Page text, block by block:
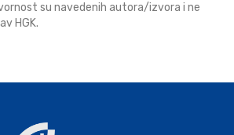
su navedenih autora/izvora i ne
HGK.